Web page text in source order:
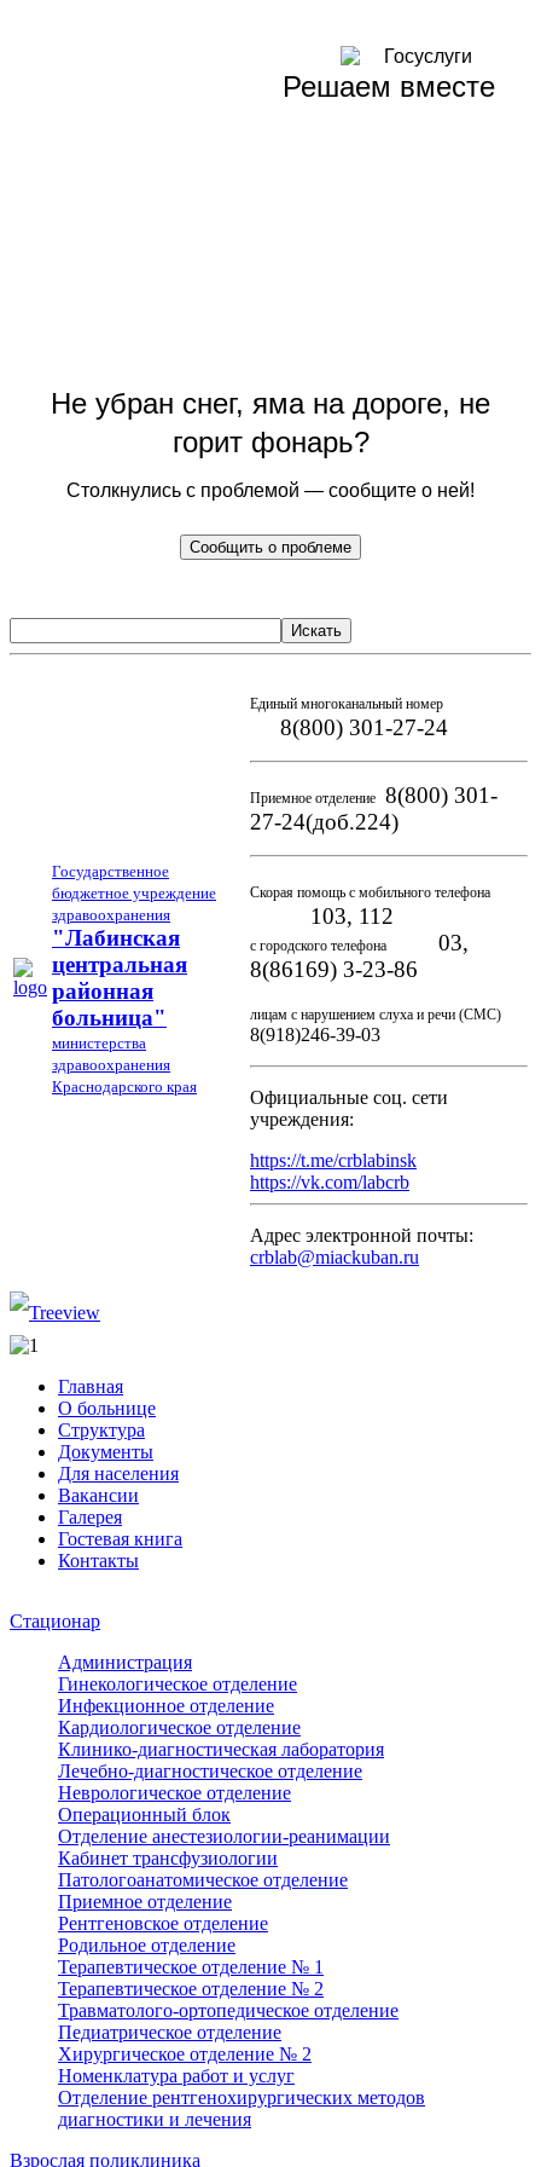
Решаем вместе
Не убран снег, яма на дороге, не
горит фонарь?
Столкнулись с проблемой — сообщите о ней!
Сообщить о проблеме
Искать
Государственное
бюджетное учреждение
здравоохранения
"Лабинская
центральная
районная
больница"
министерства
здравоохранения
Краснодарского края
Единый многоканальный номер
8(800) 301-27-24
Приемное отделение 8(800) 301-
27-24(доб.224)
Скорая помощь с мобильного телефона
103, 112
с городского телефона
03,
8(86169) 3-23-86
лицам с нарушением слуха и речи (СМС)
8(918)246-39-03
Официальные соц. сети
учреждения:
https://t.me/crblabinsk
https://vk.com/labcrb
Адрес электронной почты:
crblab@miackuban.ru
Главная
О больнице
Структура
Документы
Для населения
Вакансии
Галерея
Гостевая книга
Контакты
Стационар
Администрация
Гинекологическое отделение
Инфекционное отделение
Кардиологическое отделение
Клинико-диагностическая лаборатория
Лечебно-диагностическое отделение
Неврологическое отделение
Операционный блок
Отделение анестезиологии-реанимации
Кабинет трансфузиологии
Патологоанатомическое отделение
Приемное отделение
Рентгеновское отделение
Родильное отделение
Терапевтическое отделение № 1
Терапевтическое отделение № 2
Травматолого-ортопедическое отделение
Педиатрическое отделение
Хирургическое отделение № 2
Номенклатура работ и услуг
Отделение рентгенохирургических методов
диагностики и лечения
Взрослая поликлиника